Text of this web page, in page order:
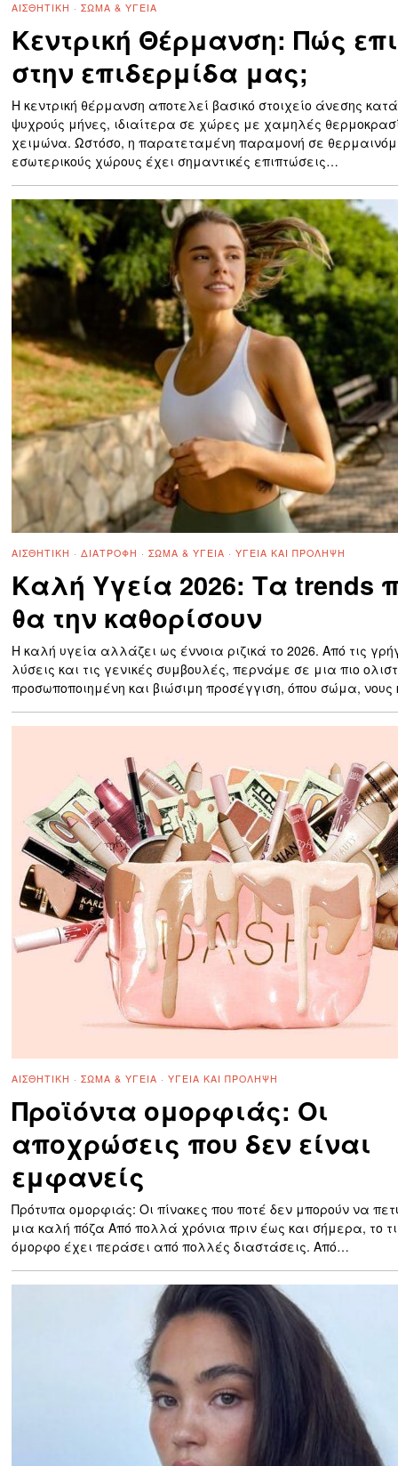
ΑΙΣΘΗΤΙΚΉ · ΣΏΜΑ & ΥΓΕΊΑ
Κεντρική Θέρμανση: Πώς
στην επιδερμίδα μας;
Η κεντρική θέρμανση αποτελεί βασικό στοιχείο άνεσης
ψυχρούς μήνες, ιδιαίτερα σε χώρες με χαμηλές
χειμώνα. Ωστόσο, η παρατεταμένη παραμονή σε
εσωτερικούς χώρους έχει σημαντικές επιπτώσεις…
ΑΙΣΘΗΤΙΚΉ · ΔΙΑΤΡΟΦΉ · ΣΏΜΑ & ΥΓΕΊΑ · ΥΓΕΊΑ ΚΑΙ ΠΡΌΛΗΨΗ
Καλή Υγεία 2026: Τα trends
θα την καθορίσουν
Η καλή υγεία αλλάζει ως έννοια ριζικά το 2026. Από τις
λύσεις και τις γενικές συμβουλές, περνάμε σε μια πιο
προσωποποιημένη και βιώσιμη προσέγγιση, όπου σώμα,
ΑΙΣΘΗΤΙΚΉ · ΣΏΜΑ & ΥΓΕΊΑ · ΥΓΕΊΑ ΚΑΙ ΠΡΌΛΗΨΗ
Προϊόντα ομορφιάς: Οι
αποχρώσεις που δεν είναι
εμφανείς
Πρότυπα ομορφιάς: Οι πίνακες που ποτέ δεν μπορούν να
μια καλή πόζα Από πολλά χρόνια πριν έως και σήμερα, το τι
όμορφο έχει περάσει από πολλές διαστάσεις. Από…